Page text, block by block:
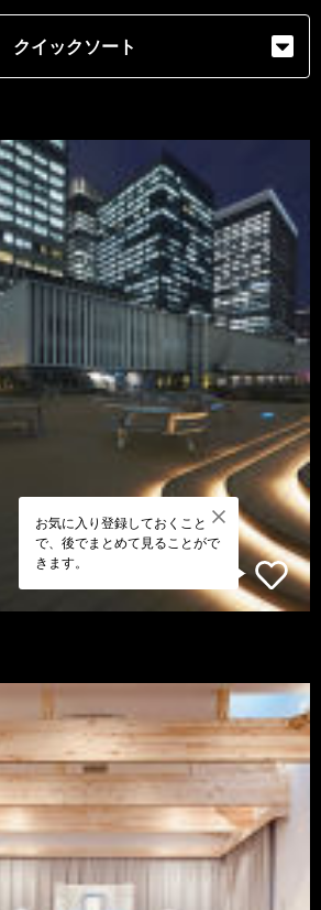
クイックソート
お気に入り登録しておくこと
で、後でまとめて見ることがで
きます。